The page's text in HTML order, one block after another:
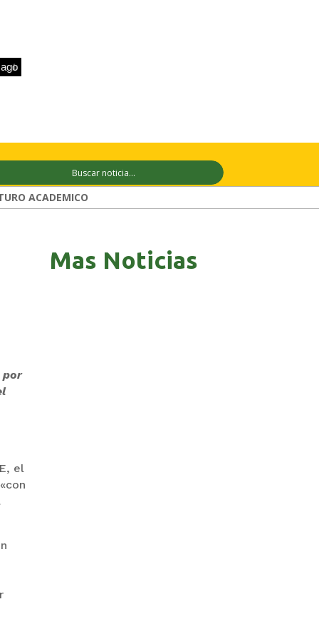
ACADEMICO
por
el
Mas Noticias